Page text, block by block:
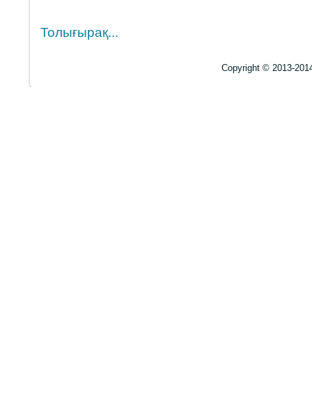
Толығырақ...
Copyright © 2013-